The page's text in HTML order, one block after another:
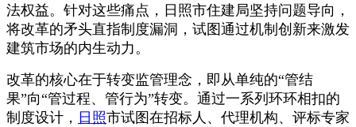
法权益。针对这些痛点，日照市住建局坚持问题导向，
将改革的矛头直指制度漏洞，试图通过机制创新来激发
建筑市场的内生动力。
改革的核心在于转变监管理念，即从单纯的“管结
果”向“管过程、管行为”转变。通过一系列环环相扣的
制度设计， 日照市试图在招标人、代理机构、评标专家